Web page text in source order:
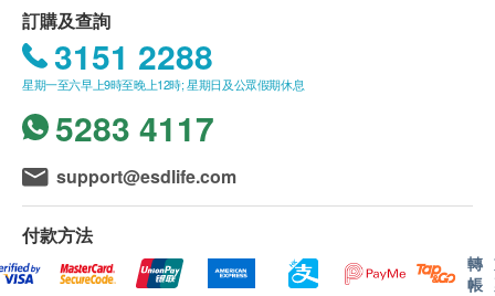
丙種反應蛋白 (定量)
基本健康評估
個人健康分析問卷
血壓
體質指標
身高
脈搏率
體重
如有爭議，健康網購health.ESDlife及德信醫療中
心保留最後決定權。
報告：
進行健康檢查後，一般情況下，需大概 4-6 個工作天
期。輪侯報告講解時間會因應不同情況(如個別化驗專
案所需時間或客人指明特定時段)而有所延長。健康檢
查包含詳細書面驗身報告。
訂購及查詢
3151 2288
星期一至六早上9時至晚上12時; 星期日及公眾假期休息
5283 4117
support@esdlife.com
付款方法
轉
帳